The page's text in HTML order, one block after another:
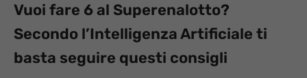
Vuoi fare 6 al Superenalotto?
Secondo l’Intelligenza Artificiale ti
basta seguire questi consigli